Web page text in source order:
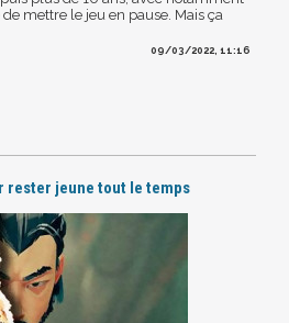
mettre le jeu en pause. Mais ça
09/03/2022, 11:16
rester jeune tout le temps